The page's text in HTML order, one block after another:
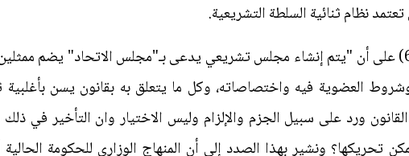
نظام ثنائية السلطة التشريعية.
وبهذا الصدد نشير إلى ان الدستور العراقي ينص في المادة (65) على أن "يتم إنشاء مجلس تشريعي يدعى بـ"مجلس الاتحاد" يضم
العضوية فيه واختصاصاته، وكل ما يتعلق به بقانون يسن بأغلبية
ورد على سبيل الجزم والإلزام وليس الاختيار وان التأخير في ذلك
ونشير بهذا الصدد إلى أن المنهاج الوزاري للحكومة الحالية